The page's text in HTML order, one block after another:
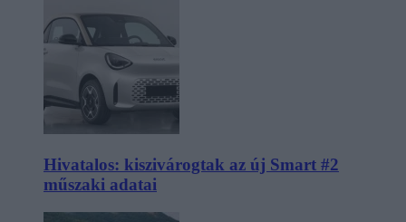
Hivatalos: kiszivárogtak az új Smart #2
műszaki adatai